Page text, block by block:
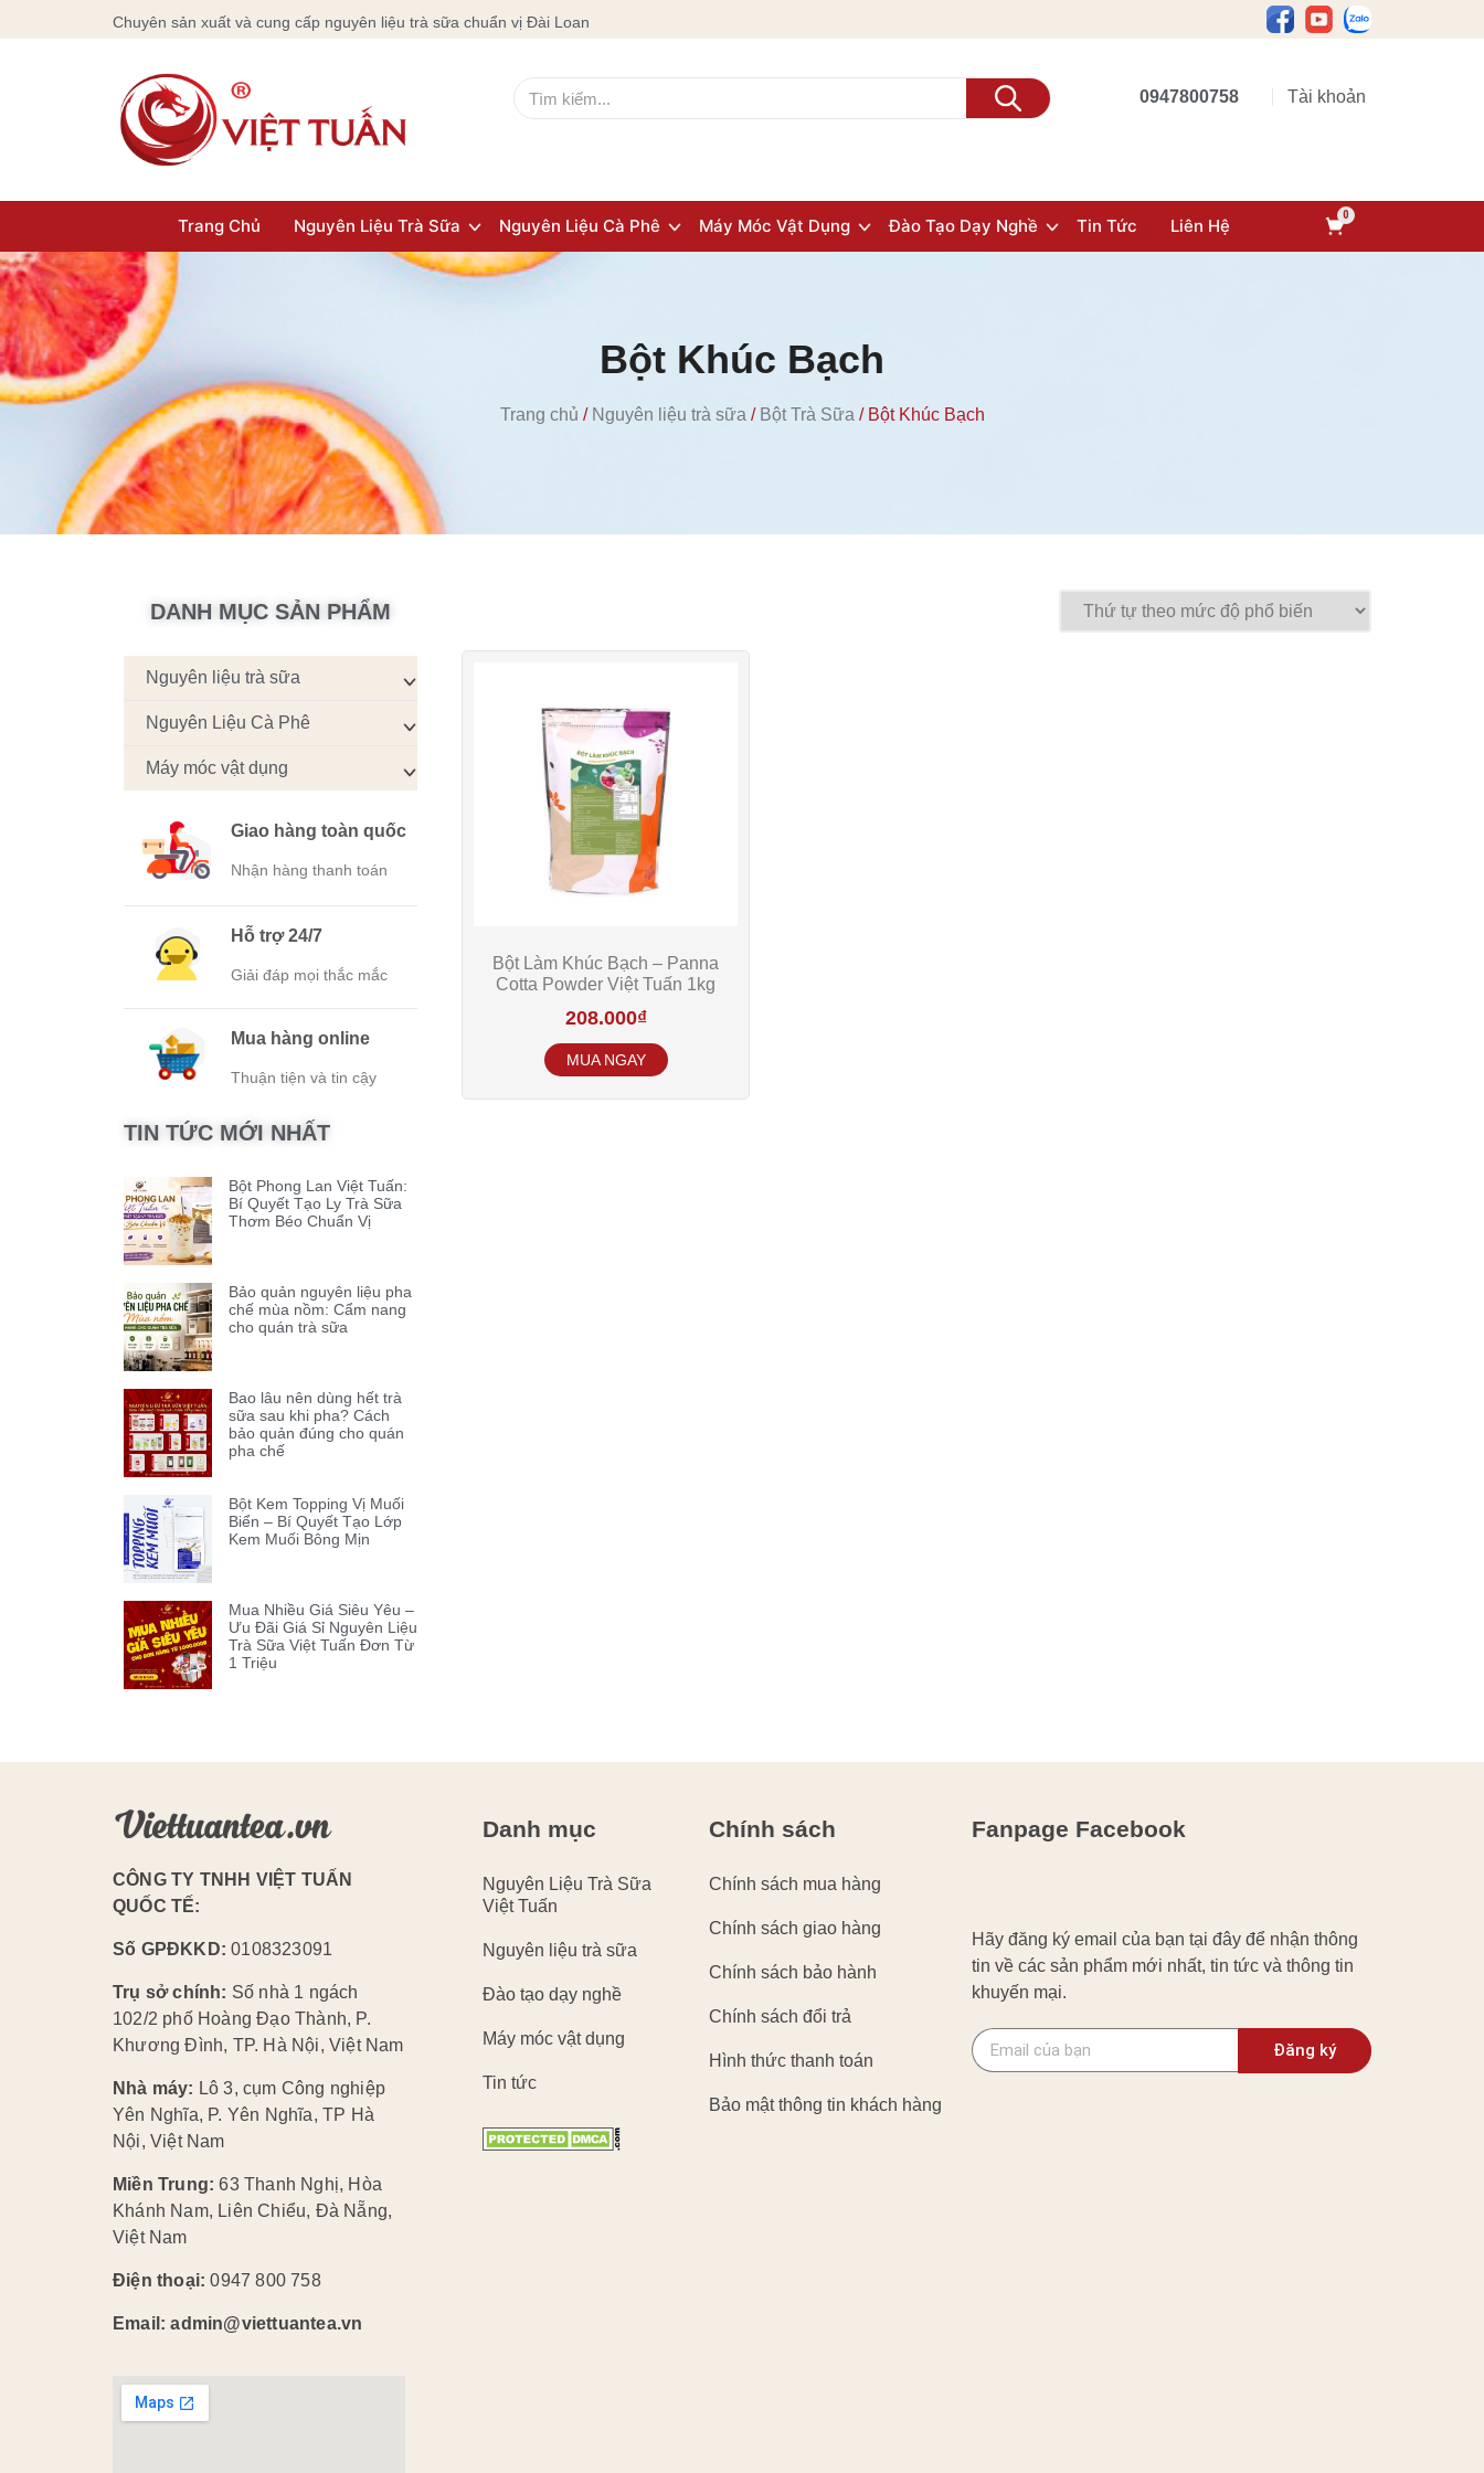
Chuyên sản xuất và cung cấp nguyên liệu trà sữa chuẩn vị Đài Loan
0947800758 Tài khoản
Trang Chủ Nguyên Liệu Trà Sữa Nguyên Liệu Cà Phê Máy Móc Vật Dụng Đào Tạo Dạy Nghề Tin Tức Liên Hệ
Bột Khúc Bạch
Trang chủ / Nguyên liệu trà sữa / Bột Trà Sữa / Bột Khúc Bạch
DANH MỤC SẢN PHẨM
Nguyên liệu trà sữa
Nguyên Liệu Cà Phê
Máy móc vật dụng
Giao hàng toàn quốc
Nhận hàng thanh toán
Hỗ trợ 24/7
Giải đáp mọi thắc mắc
Mua hàng online
Thuận tiện và tin cậy
TIN TỨC MỚI NHẤT
Bột Phong Lan Việt Tuấn:
Bí Quyết Tạo Ly Trà Sữa
Thơm Béo Chuẩn Vị
Bảo quản nguyên liệu pha
chế mùa nồm: Cẩm nang
cho quán trà sữa
Bao lâu nên dùng hết trà
sữa sau khi pha? Cách
bảo quản đúng cho quán
pha chế
Bột Kem Topping Vị Muối
Biển – Bí Quyết Tạo Lớp
Kem Muối Bông Mịn
Mua Nhiều Giá Siêu Yêu –
Ưu Đãi Giá Sỉ Nguyên Liệu
Trà Sữa Việt Tuấn Đơn Từ
1 Triệu
Bột Làm Khúc Bạch – Panna
Cotta Powder Việt Tuấn 1kg
208.000₫
CÔNG TY TNHH VIỆT TUẤN
QUỐC TẾ:
Số GPĐKKD: 0108323091
Trụ sở chính: Số nhà 1 ngách
102/2 phố Hoàng Đạo Thành, P.
Khương Đình, TP. Hà Nội, Việt Nam
Nhà máy: Lô 3, cụm Công nghiệp
Yên Nghĩa, P. Yên Nghĩa, TP Hà
Nội, Việt Nam
Miền Trung:63 Thanh Nghị, Hòa
Khánh Nam, Liên Chiểu, Đà Nẵng,
Việt Nam
Điện thoại:0947 800 758
Email: admin@viettuantea.vn
Danh mục
Nguyên Liệu Trà Sữa
Việt Tuấn
Nguyên liệu trà sữa
Đào tạo dạy nghề
Máy móc vật dụng
Tin tức
Chính sách
Chính sách mua hàng
Chính sách giao hàng
Chính sách bảo hành
Chính sách đổi trả
Hình thức thanh toán
Bảo mật thông tin khách hàng
Fanpage Facebook
Hãy đăng ký email của bạn tại đây để nhận thông
tin về các sản phẩm mới nhất, tin tức và thông tin
khuyến mại.
Đăng ký